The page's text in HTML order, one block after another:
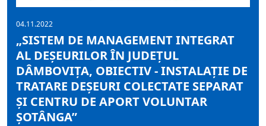
04.11.2022
„SISTEM DE MANAGEMENT INTEGRAT
AL DEȘEURILOR ÎN JUDEȚUL
DÂMBOVIȚA, OBIECTIV - INSTALAȚIE DE
TRATARE DEȘEURI COLECTATE SEPARAT
ȘI CENTRU DE APORT VOLUNTAR
ȘOTÂNGA”